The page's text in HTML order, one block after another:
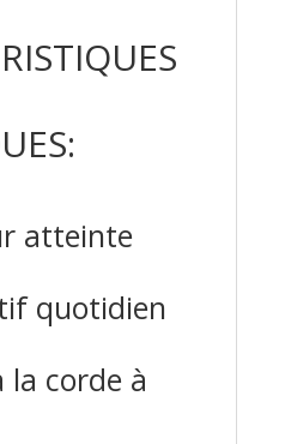
atteinte
quotidien
la corde à